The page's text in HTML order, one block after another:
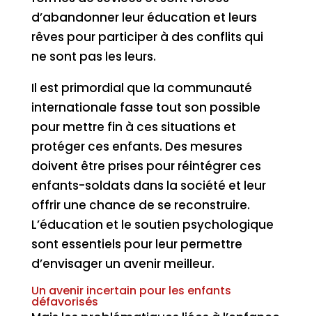
d’abandonner leur éducation et leurs
rêves pour participer à des conflits qui
ne sont pas les leurs.
Il est primordial que la communauté
internationale fasse tout son possible
pour mettre fin à ces situations et
protéger ces enfants. Des mesures
doivent être prises pour réintégrer ces
enfants-soldats dans la société et leur
offrir une chance de se reconstruire.
L’éducation et le soutien psychologique
sont essentiels pour leur permettre
d’envisager un avenir meilleur.
Un avenir incertain pour les enfants
défavorisés